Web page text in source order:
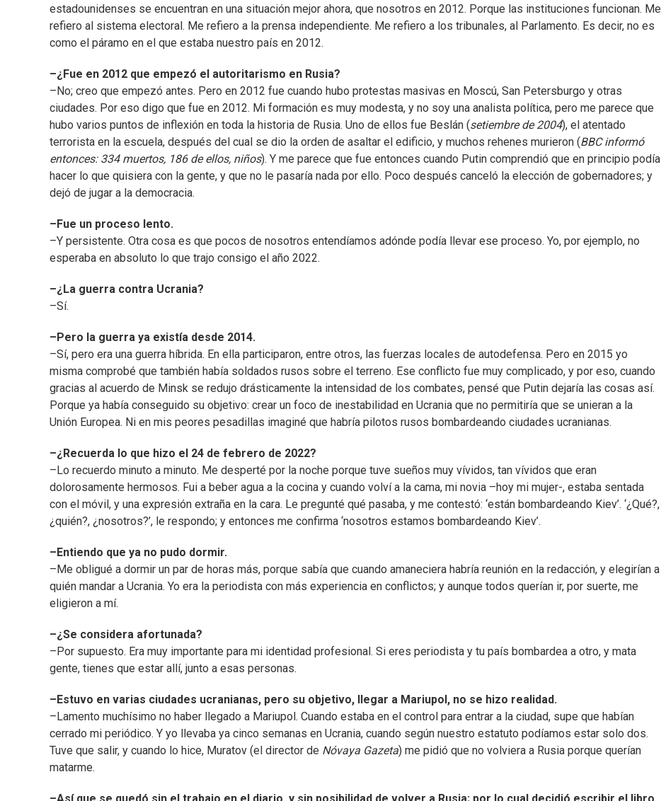
estadounidenses se encuentran en una situación mejor ahora, que nosotros en 2012. Porque las instituciones funcionan. Me
refiero al sistema electoral. Me refiero a la prensa independiente. Me refiero a los tribunales, al Parlamento. Es decir, no es
como el páramo en el que estaba nuestro país en 2012.
–¿Fue en 2012 que empezó el autoritarismo en Rusia?
–No; creo que empezó antes. Pero en 2012 fue cuando hubo protestas masivas en Moscú, San Petersburgo y otras
ciudades. Por eso digo que fue en 2012. Mi formación es muy modesta, y no soy una analista política, pero me parece que
hubo varios puntos de inflexión en toda la historia de Rusia. Uno de ellos fue Beslán (setiembre de 2004), el atentado
terrorista en la escuela, después del cual se dio la orden de asaltar el edificio, y muchos rehenes murieron (BBC informó
entonces: 334 muertos, 186 de ellos, niños). Y me parece que fue entonces cuando Putin comprendió que en principio podía
hacer lo que quisiera con la gente, y que no le pasaría nada por ello. Poco después canceló la elección de gobernadores; y
dejó de jugar a la democracia.
–Fue un proceso lento.
–Y persistente. Otra cosa es que pocos de nosotros entendíamos adónde podía llevar ese proceso. Yo, por ejemplo, no
esperaba en absoluto lo que trajo consigo el año 2022.
–¿La guerra contra Ucrania?
–Sí.
–Pero la guerra ya existía desde 2014.
–Sí, pero era una guerra híbrida. En ella participaron, entre otros, las fuerzas locales de autodefensa. Pero en 2015 yo
misma comprobé que también había soldados rusos sobre el terreno. Ese conflicto fue muy complicado, y por eso, cuando
gracias al acuerdo de Minsk se redujo drásticamente la intensidad de los combates, pensé que Putin dejaría las cosas así.
Porque ya había conseguido su objetivo: crear un foco de inestabilidad en Ucrania que no permitiría que se unieran a la
Unión Europea. Ni en mis peores pesadillas imaginé que habría pilotos rusos bombardeando ciudades ucranianas.
–¿Recuerda lo que hizo el 24 de febrero de 2022?
–Lo recuerdo minuto a minuto. Me desperté por la noche porque tuve sueños muy vívidos, tan vívidos que eran
dolorosamente hermosos. Fui a beber agua a la cocina y cuando volví a la cama, mi novia –hoy mi mujer-, estaba sentada
con el móvil, y una expresión extraña en la cara. Le pregunté qué pasaba, y me contestó: ‘están bombardeando Kiev’. ‘¿Qué?,
¿quién?, ¿nosotros?’, le respondo; y entonces me confirma ‘nosotros estamos bombardeando Kiev’.
–Entiendo que ya no pudo dormir.
–Me obligué a dormir un par de horas más, porque sabía que cuando amaneciera habría reunión en la redacción, y elegirían a
quién mandar a Ucrania. Yo era la periodista con más experiencia en conflictos; y aunque todos querían ir, por suerte, me
eligieron a mí.
–¿Se considera afortunada?
–Por supuesto. Era muy importante para mi identidad profesional. Si eres periodista y tu país bombardea a otro, y mata
gente, tienes que estar allí, junto a esas personas.
–Estuvo en varias ciudades ucranianas, pero su objetivo, llegar a Mariupol, no se hizo realidad.
–Lamento muchísimo no haber llegado a Mariupol. Cuando estaba en el control para entrar a la ciudad, supe que habían
cerrado mi periódico. Y yo llevaba ya cinco semanas en Ucrania, cuando según nuestro estatuto podíamos estar solo dos.
Tuve que salir, y cuando lo hice, Muratov (el director de Nóvaya Gazeta) me pidió que no volviera a Rusia porque querían
matarme.